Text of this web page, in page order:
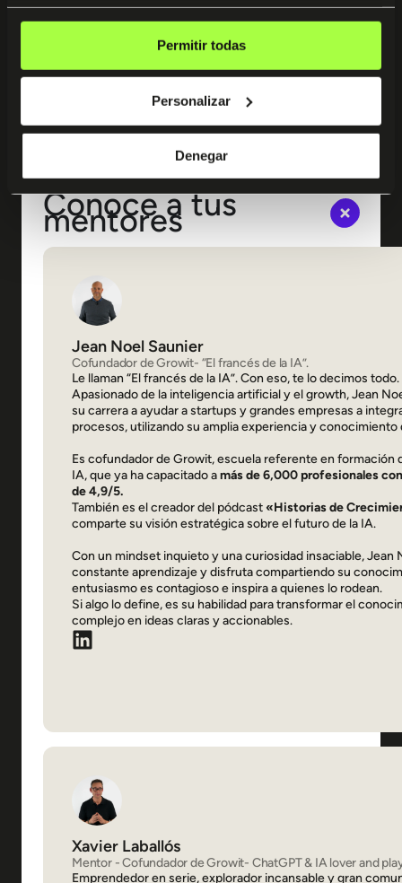
Permitir todas
Personalizar
Denegar
Bonus 3
Multiplica tus ventas con una
prospección automatizada
Conoce a tus
mentores
Jean Noel Saunier
Cofundador de Growit- “El francés de la IA”.
Le llaman “El francés de la IA”. Con eso, te lo decimos todo.
Apasionado de la inteligencia artificial y el growth, Jean
su carrera a ayudar a startups y grandes empresas a
procesos, utilizando su amplia experiencia y conocimiento
Es cofundador de Growit, escuela referente en formación
IA, que ya ha capacitado amás de 6,000 profesionales
de 4,9/5.
También es el creador del pódcast«Historias de
comparte su visión estratégica sobre el futuro de la IA.
Con un mindset inquieto y una curiosidad insaciable, Jean
constante aprendizaje y disfruta compartiendo su
entusiasmo es contagioso e inspira a quienes lo rodean.
Si algo lo define, es su habilidad para transformar el
complejo en ideas claras y accionables.
Xavier Laballós
Mentor - Cofundador de Growit- ChatGPT & IA lover and
Emprendedor en serie, explorador incansable y gran